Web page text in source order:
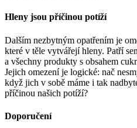
Hleny jsou příčinou potíží
Dalším nezbytným opatřením je
které v těle vytvářejí hleny. Patří
a všechny produkty s obsahem
Jejich omezení je logické: nač
když jich v sobě máme i tak
příčinou našich potíží?
Doporučení